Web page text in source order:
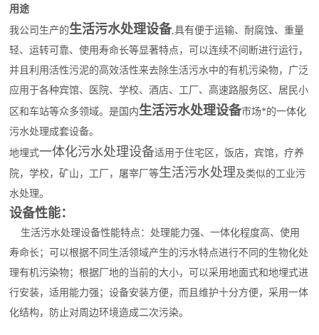
用途
我公司生产的生活污水处理设备,具有便于运输、耐腐蚀、重量
轻、运转可靠、使用寿命长等显著特点，可以连续不间断进行运行，
并且利用活性污泥的高效活性来去除生活污水中的有机污染物，广泛
应用于各种宾馆、医院、学校、酒店、工厂、高速路服务区、居民小
区和车站等众多领域。是国内生活污水处理设备市场*的一体化
污水处理成套设备。
地埋式一体化污水处理设备适用于住宅区，饭店，宾馆，疗养
院，学校，矿山，工厂，屠宰厂等生活污水处理及类似的工业污
水处理。
设备性能：
生活污水处理设备性能特点：处理能力强、一体化程度高、使用
寿命长；可以根据不同生活领域产生的污水特点进行不同的生物化处
理有机污染物；根据厂地的当前的大小，可以采用地面式和地埋式进
行安装，适用能力强；设备安装方便，而且维护十分方便，采用一体
化结构，防止对周边环境造成二次污染。